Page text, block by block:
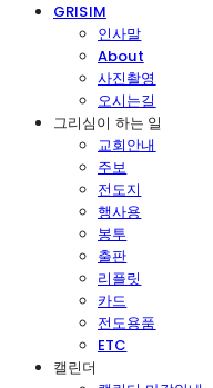
GRISIM
인사말
About
사진촬영
오시는길
그리심이 하는 일
교회안내
주보
전도지
행사용
봉투
출판
리플릿
카드
전도용품
ETC
캘린더